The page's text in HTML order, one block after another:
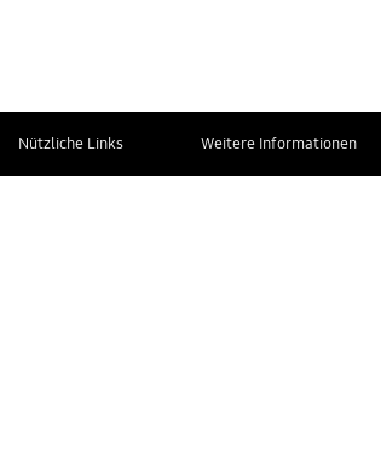
Nützliche Links Weitere Informationen